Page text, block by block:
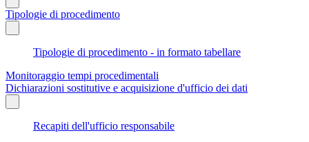
Tipologie di procedimento
Tipologie di procedimento - in formato tabellare
Monitoraggio tempi procedimentali
Dichiarazioni sostitutive e acquisizione d'ufficio dei dati
Recapiti dell'ufficio responsabile